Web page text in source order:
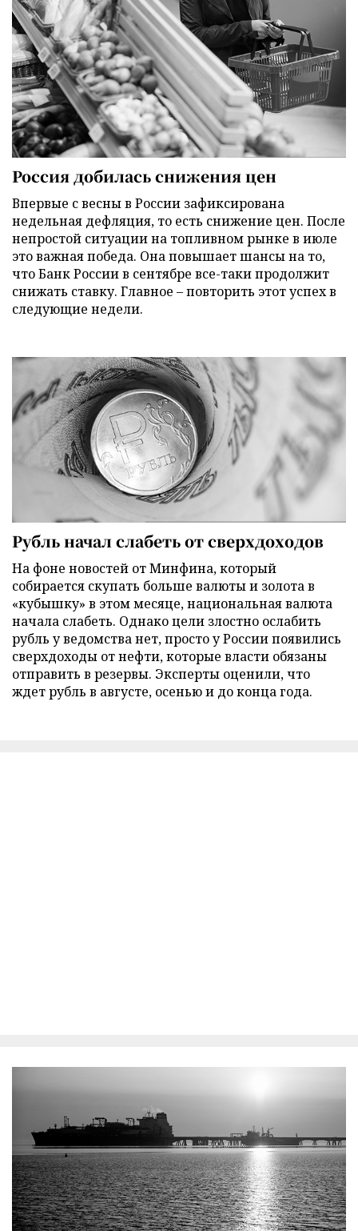
Россия добилась снижения цен
Впервые с весны в России зафиксирована
недельная дефляция, то есть снижение цен. После
непростой ситуации на топливном рынке в июле
это важная победа. Она повышает шансы на то,
что Банк России в сентябре все-таки продолжит
снижать ставку. Главное – повторить этот успех в
следующие недели.
Рубль начал слабеть от сверхдоходов
На фоне новостей от Минфина, который
собирается скупать больше валюты и золота в
«кубышку» в этом месяце, национальная валюта
начала слабеть. Однако цели злостно ослабить
рубль у ведомства нет, просто у России появились
сверхдоходы от нефти, которые власти обязаны
отправить в резервы. Эксперты оценили, что
ждет рубль в августе, осенью и до конца года.